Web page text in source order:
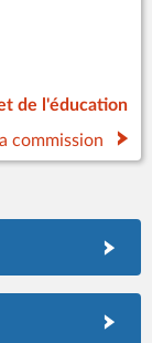
de l'éducation
commission